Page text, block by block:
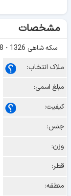
مشخصات
سکه شاهی 1326 - AU58 - محمد علی شاه
ملاک انتخاب:
مبلغ اسمی:
کیفیت:
جنس:
وزن:
قطر:
منطقه: